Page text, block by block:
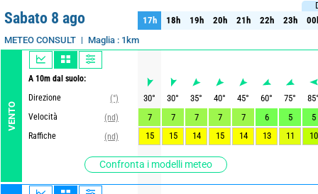
Sabato 8 ago
METEO CONSULT Maglia : 1km
VENTO
A 10m dal suolo:
Direzione
(°)
Velocità
(nd)
Raffiche
(nd)
Confronta i modelli meteo
17h 18h 19h 20h 21h 22h 23h
17h 18h 19h 20h 21h 22h 23h
30° 30° 35° 40° 45° 60° 75° 85
7
7 7 7 7 6 5
5
15
15 14 15 14 13 11 10